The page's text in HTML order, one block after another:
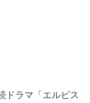
ドラマ「エルピス